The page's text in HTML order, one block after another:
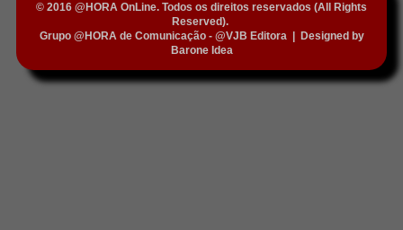
© 2016 @HORA OnLine. Todos os direitos reservados (All Rights
Reserved).
Grupo @HORA de Comunicação - @VJB Editora|
Designed by
Barone Idea